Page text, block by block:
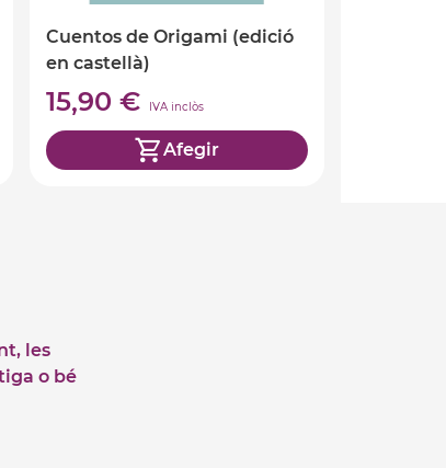
Cuentos de Origami (edició
en castellà)
15,90 € IVA inclòs
Afegir
les
o bé